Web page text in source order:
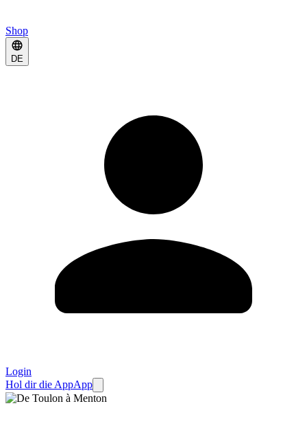
Shop
DE
Login
Hol dir die AppApp